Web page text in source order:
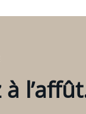
à